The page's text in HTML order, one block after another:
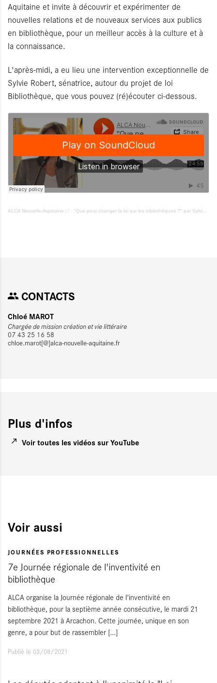
Aquitaine et invite à découvrir et expérimenter de
nouvelles relations et de nouveaux services aux publics
en bibliothèque, pour un meilleur accès à la culture et à
la connaissance.
L'après-midi, a eu lieu une intervention exceptionnelle de
Sylvie Robert, sénatrice, autour du projet de loi
Bibliothèque, que vous pouvez (ré)écouter ci-dessous.
ALCA Nouvelle-Aquitaine ·"Que peut changer la loi sur les bibliothèques ?" par Sylvie Robert, sénatrice
CONTACTS
Chloé MAROT
Chargée de mission création et vie littéraire
07 43 25 16 58
chloe.marot[@]alca-nouvelle-aquitaine.fr
Plus d'infos
Voir toutes les vidéos sur YouTube
Voir aussi
JOURNÉES PROFESSIONNELLES
7e Journée régionale de l'inventivité en
bibliothèque
ALCA organise la Journée régionale de l'inventivité en
bibliothèque, pour la septième année consécutive, le mardi 21
septembre 2021 à Arcachon. Cette journée, unique en son
genre, a pour but de rassembler [...]
Publié le 03/08/2021